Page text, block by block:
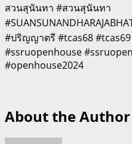
สวนสุนันทา #สวนสุนันทา
#ปริญญาตรี #tcas68
#ssruopenhouse
#openhouse2024
About the Author